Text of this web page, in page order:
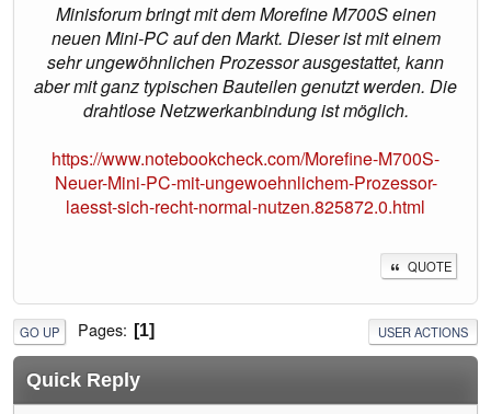
Minisforum bringt mit dem Morefine M700S einen
neuen Mini-PC auf den Markt. Dieser ist mit einem
sehr ungewöhnlichen Prozessor ausgestattet, kann
aber mit ganz typischen Bauteilen genutzt werden. Die
drahtlose Netzwerkanbindung ist möglich.
https://www.notebookcheck.com/Morefine-M700S-
Neuer-Mini-PC-mit-ungewoehnlichem-Prozessor-
laesst-sich-recht-normal-nutzen.825872.0.html
QUOTE
GO UP Pages 1 USER ACTIONS
Quick Reply